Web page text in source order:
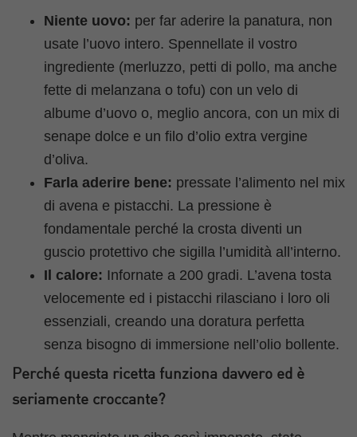
Niente uovo: per far aderire la panatura, non
usate l’uovo intero. Spennellate il vostro
ingrediente (merluzzo, petti di pollo, ma anche
fette di melanzana o tofu) con un velo di
albume d’uovo o, meglio ancora, con un mix di
senape dolce e un filo d’olio extra vergine
d’oliva.
Farla aderire bene: pressate l’alimento nel mix
di avena e pistacchi. La pressione è
fondamentale perché la crosta diventi un
guscio protettivo che sigilla l’umidità all’interno.
Il calore: Infornate a 200 gradi. L’avena tosta
velocemente ed i pistacchi rilasciano i loro oli
essenziali, creando una doratura perfetta
senza bisogno di immersione nell’olio bollente.
Perché questa ricetta funziona davvero ed è
seriamente croccante?